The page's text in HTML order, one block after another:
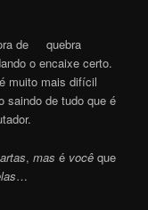
de quebra
o encaixe certo.
muito mais difícil
saindo de tudo que é
, mas é você que
…